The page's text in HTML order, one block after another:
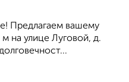
Предлагаем вашему
на улице Луговой, д.